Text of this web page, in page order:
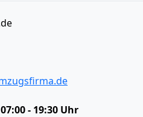
- 19:30 Uhr